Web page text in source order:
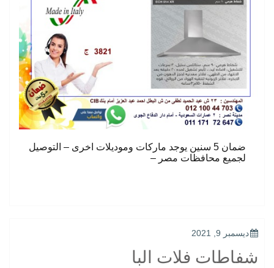
ضمان 5 سنين يوجد ماركات وموديلات اخرى – التوصيل
لجميع محافظات مصر –
POSTED
ديسمبر 9, 2021
شفاطات فلات البا